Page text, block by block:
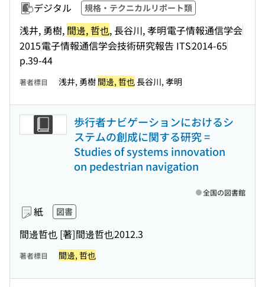
デジタル 規格・テクニカルリポート類
浅井, 勇樹, 間邊, 哲也, 長谷川, 孝明電子情報通信学会
2015電子情報通信学会技術研究報告 ITS2014-65
p.39-44
著者標目 浅井, 勇樹 間邊, 哲也長谷川, 孝明
歩行者ナビゲーションにおけるシ
ステムの創成に関する研究 =
Studies of systems innovation
on pedestrian navigation
紙 図書
間邊哲也 [著]間邊哲也2012.3
全国の図書館
著者標目 間邊, 哲也